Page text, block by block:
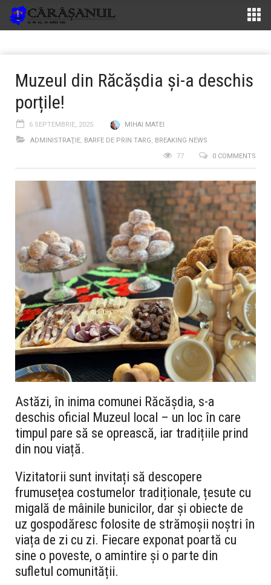
Muzeul din Răcășdia și-a deschis
porțile!
6 SEPTEMBRIE, 2025
MIHAI MATEI
ADMINISTRAŢIE, BARFE DE PRIN TARG, BREAKING NEWS
0 COMMENTS
77
Astăzi, în inima comunei Răcășdia, s-a
deschis oficial Muzeul local – un loc în care
timpul pare să se oprească, iar tradițiile prind
din nou viață.
Vizitatorii sunt invitați să descopere
frumusețea costumelor tradiționale, țesute cu
migală de mâinile bunicilor, dar și obiecte de
uz gospodăresc folosite de strămoșii noștri în
viața de zi cu zi. Fiecare exponat poartă cu
sine o poveste, o amintire și o parte din
sufletul comunității.